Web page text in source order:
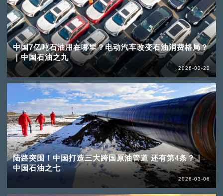
中国7亿吨石油用在哪里？电动汽车改变石油消费格局？
｜中国石油之九
2026-03-20
陆路突围！中国打造三大跨国原油管道 还有第4条？｜
中国石油之七
2026-03-06